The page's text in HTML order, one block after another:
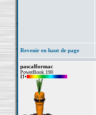
Revenir en haut de page
pascalformac
PowerBook 190